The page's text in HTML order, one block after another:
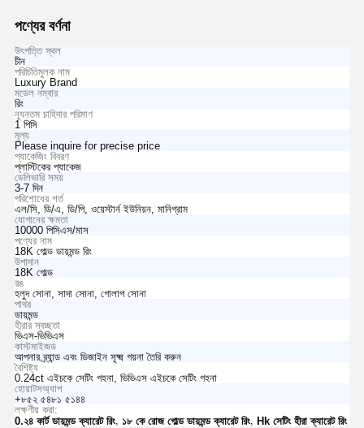
পণ্যের বর্ণনা
উৎপত্তি স্থল
চীন
পরিচিতিমুলক নাম
Luxury Brand
মডেল নম্বার
রিং
ন্যূনতম চাহিদার পরিমাণ
1 পিসি
মূল্য
Please inquire for precise price
প্যাকেজিং বিবরণ
প্লাস্টিকের প্যাকেজ
ডেলিভারি সময়
3-7 দিন
পরিশোধের শর্ত
এল/সি, ডি/এ, ডি/পি, ওয়েস্টার্ন ইউনিয়ন, মানিগ্রাম
যোগানের ক্ষমতা
10000 পিসিএস/মাস
পণ্যের নাম
18K গোল্ড ডায়মন্ড রিং
উপাদান
18K গোল্ড
রঙ
হলুদ সোনা, সাদা সোনা, গোলাপ সোনা
পাথর
ডায়মন্ড
হীরার স্বচ্ছতা
ভিএস-ভিভিএস
কাস্টমাইজড
আপনার ব্র্যান্ড এবং ডিজাইন সূক্ষ্ম গয়না তৈরি করুন
বৈশিষ্ট্য
0.24ct এইচকে সেটিং গহনা, ভিভিএস এইচকে সেটিং গহনা
হোয়াটসঅ্যাপ
+৮৫২ ৫৪৮১ ৫১৪৪
লক্ষণীয় করা:
0.২৪ কার্ট ডায়মন্ড ক্যারেট রিং, ১৮ কে রোজ গোল্ড ডায়মন্ড ক্যারেট রিং, Hk সেটিং হীরা ক্যারেট রিং